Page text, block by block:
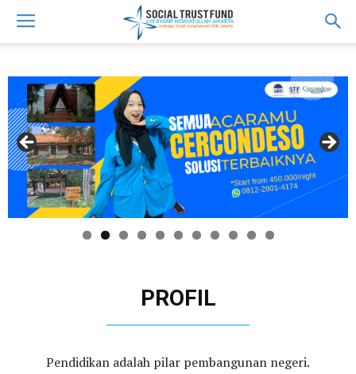
PROFIL
Pendidikan adalah pilar pembangunan negeri.